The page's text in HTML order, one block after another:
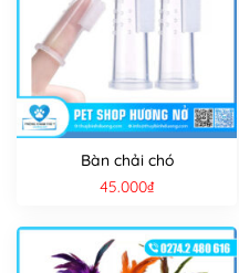
Bàn chải chó
45.000₫